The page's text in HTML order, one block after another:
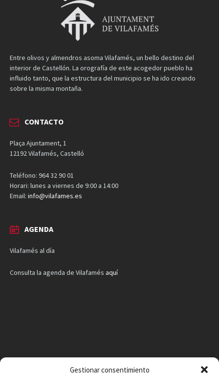
Gestionar consentimiento
Entre olivos y almendros asoma Vilafamés, un bello destino del
interior de Castellón. La orografía de este acogedor pueblo ha
influido tanto, que la estructura del municipio se ha ido creando
sobre la misma montaña.
CONTACTO
Plaça Ajuntament, 1
12192 Vilafamés, Castelló
Teléfono: 964 32 90 01
Horari: lunes a viernes de 9:00 a 14:00
Email: info@vilafames.es
AGENDA
Vilafamés al día
Consulta la agenda de Vilafamés aquí